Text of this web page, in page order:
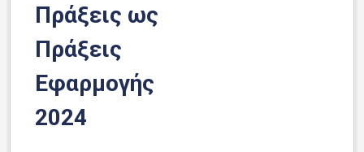
Πράξεις ως
Πράξεις
Εφαρμογής
2024